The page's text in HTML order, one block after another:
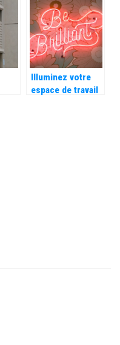
coiffure :
quelques idees a
votre portee
Illuminez votre
espace de travail